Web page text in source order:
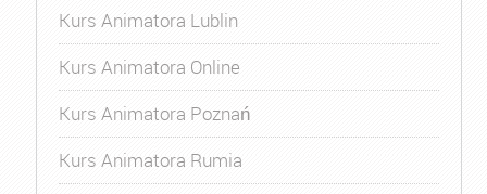
Kurs Animatora Lublin
Kurs Animatora Online
Kurs Animatora Poznań
Kurs Animatora Rumia